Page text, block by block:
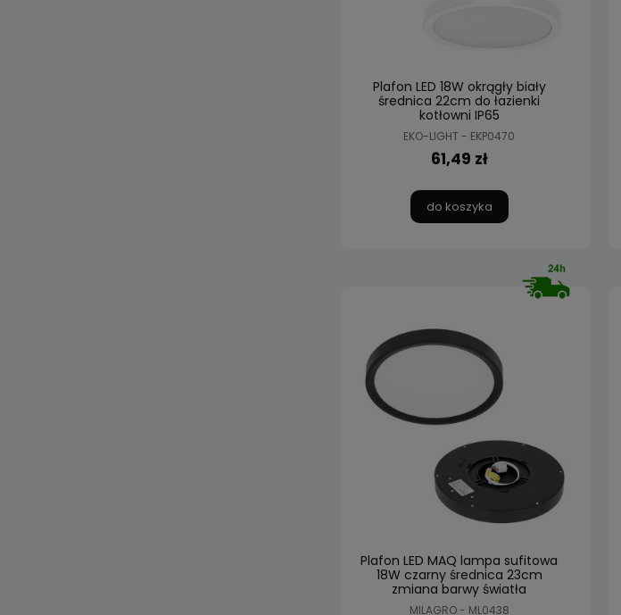
Plafon LED 18W okrągły biały
średnica 22cm do łazienki
kotłowni IP65
EKO-LIGHT - EKP0470
61,49 zł
do koszyka
Plafon LED MAQ lampa sufitowa
18W czarny średnica 23cm
zmiana barwy światła
MILAGRO - ML0438